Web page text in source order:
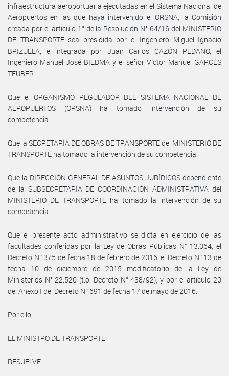
infraestructura aeroportuaria ejecutadas en el Sistema Nacional de
Aeropuertos en las que haya intervenido el ORSNA, la Comisión
creada por el artículo 1° de la Resolución N° 64/16 del MINISTERIO
DE TRANSPORTE sea presidida por el Ingeniero Miguel Ignacio
BRIZUELA, e integrada por Juan Carlos CAZÓN PEDANO, el
Ingeniero Manuel José BIEDMA y el señor Víctor Manuel GARCÉS
TEUBER.
Que el ORGANISMO REGULADOR DEL SISTEMA NACIONAL DE
AEROPUERTOS (ORSNA) ha tomado intervención de su
competencia.
Que la SECRETARÍA DE OBRAS DE TRANSPORTE del MINISTERIO DE
TRANSPORTE ha tomado la intervención de su competencia.
Que la DIRECCIÓN GENERAL DE ASUNTOS JURÍDICOS dependiente
de la SUBSECRETARÍA DE COORDINACIÓN ADMINISTRATIVA del
MINISTERIO DE TRANSPORTE ha tomado la intervención de su
competencia.
Que el presente acto administrativo se dicta en ejercicio de las
facultades conferidas por la Ley de Obras Públicas N° 13.064, el
Decreto N° 375 de fecha 18 de febrero de 2016, el Decreto N° 13 de
fecha 10 de diciembre de 2015 modificatorio de la Ley de
Ministerios N° 22.520 (t.o. Decreto N° 438/92), y por el artículo 20
del Anexo I del Decreto N° 691 de fecha 17 de mayo de 2016.
Por ello,
EL MINISTRO DE TRANSPORTE
RESUELVE: